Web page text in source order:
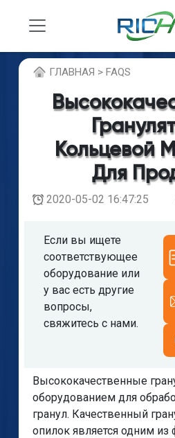
ГЛABHAЯ > FAQS
Кольцевой
Для
2020-05-02 16:47:25
Если вы ищете
соответствующее
оборудование или
у вас есть другие
вопросы,
свяжитесь с нами.
Высококачественные
оборудованием для
гранул. Качественный
опилок является одним из